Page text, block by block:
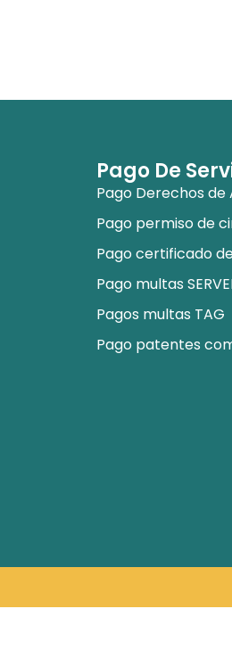
Pago De
Pago Derechos de
Pago permiso de
Pago certificado
Pago multas
Pagos multas TAG
Pago patentes